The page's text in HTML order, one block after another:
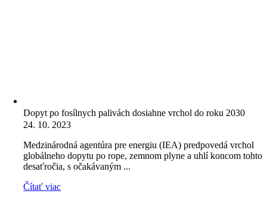
Dopyt po fosílnych palivách dosiahne vrchol do roku 2030
24. 10. 2023
Medzinárodná agentúra pre energiu (IEA) predpovedá vrchol
globálneho dopytu po rope, zemnom plyne a uhlí koncom tohto
desaťročia, s očakávaným ...
Čítať viac